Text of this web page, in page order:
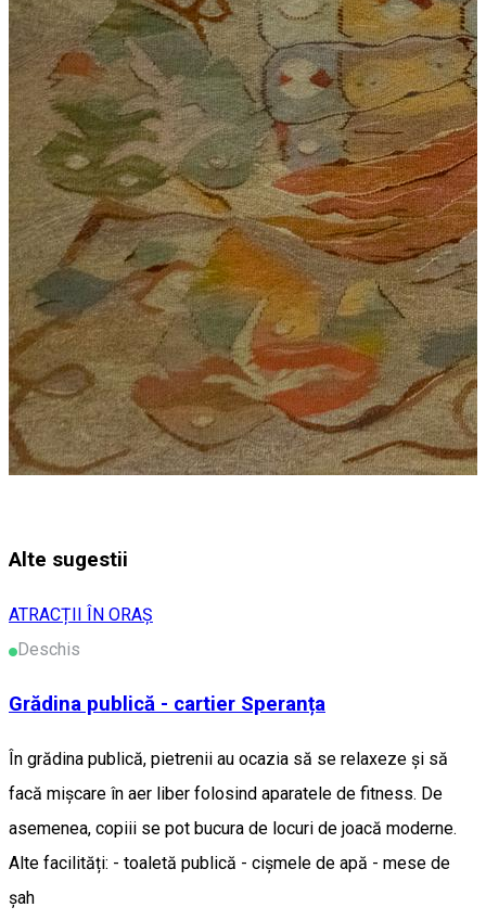
Alte sugestii
ATRACȚII ÎN ORAȘ
Deschis
Grădina publică - cartier Speranța
În grădina publică, pietrenii au ocazia să se relaxeze și să
facă mișcare în aer liber folosind aparatele de fitness. De
asemenea, copiii se pot bucura de locuri de joacă moderne.
Alte facilități: - toaletă publică - cișmele de apă - mese de
șah